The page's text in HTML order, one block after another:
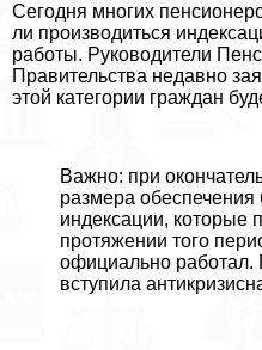
Сегодня многих
ли производиться
работы. Руководители
Правительства недавно
этой категории граждан
Важно: при
размера обеспечения
индексации, которые
протяжении того
официально работал.
вступила